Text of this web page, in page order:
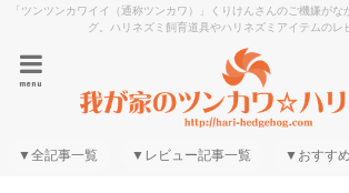
「ツンツンカワイイ（通称ツンカワ）」くりけんさんのご機嫌がな
グ。ハリネズミ飼育道具やハリネズミアイテムのレ
menu
▼全記事一覧 ▼レビュー記事一覧 ▼おすす